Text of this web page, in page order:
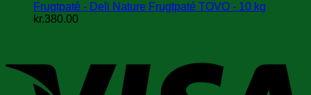
Frugtpaté - Deli Nature Frugtpaté TOVO - 10 kg
kr.380.00